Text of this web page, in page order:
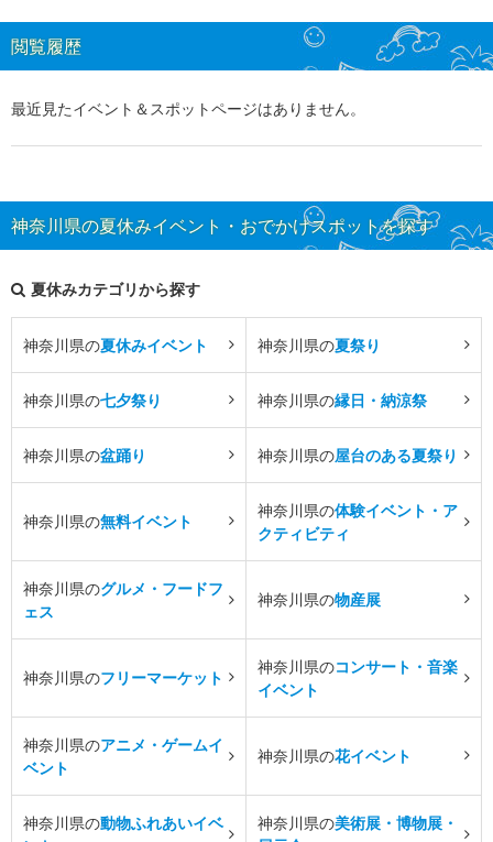
閲覧履歴
最近見たイベント＆スポットページはありません。
神奈川県の夏休みイベント・おでかけスポットを探す
夏休みカテゴリから探す
神奈川県の夏休みイベント 神奈川県の夏祭り
神奈川県の七夕祭り 神奈川県の縁日・納涼祭
神奈川県の盆踊り 神奈川県の屋台のある夏祭り
神奈川県の無料イベント
神奈川県の体験イベント・ア
クティビティ
神奈川県のグルメ・フードフ
ェス
神奈川県の物産展
神奈川県のフリーマーケット
神奈川県のコンサート・音楽
イベント
神奈川県のアニメ・ゲームイ
ベント
神奈川県の花イベント
神奈川県の動物ふれあいイベ
神奈川県の美術展・博物展・